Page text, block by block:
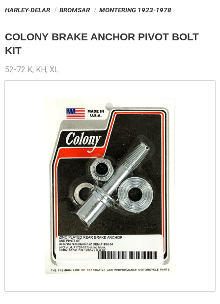
HARLEY-DELAR BROMSAR MONTERING 1923-1978
COLONY BRAKE ANCHOR PIVOT BOLT
KIT
52-72 K; KH; XL